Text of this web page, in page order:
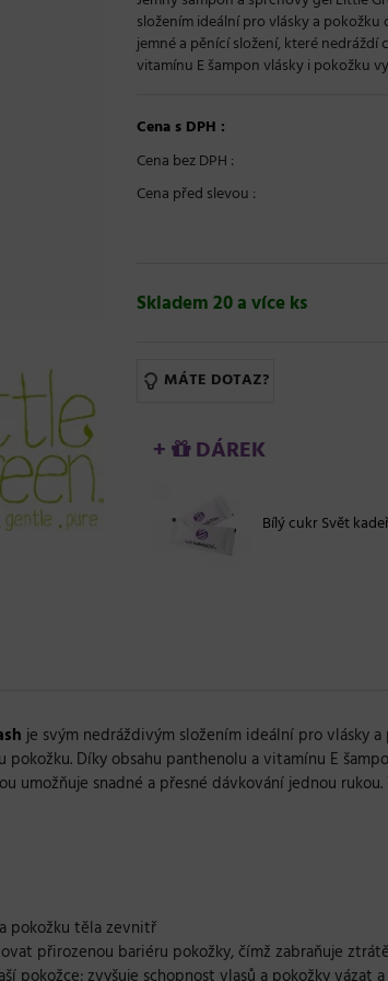
složením ideální pro vlásky a pokožku
jemné a pěnící složení, které
vitamínu E šampon vlásky i pokožku
Cena s DPH :
Cena bez DPH :
Cena před slevou :
Skladem 20 a více ks
MÁTE DOTAZ?
+ DÁREK
Bílý cukr Svět
je svým nedráždivým složením ideální pro vlásky
Díky obsahu panthenolu a vitamínu E
umožňuje snadné a přesné dávkování jednou
pokožku těla zevnitř
přirozenou bariéru pokožky, čímž zabraňuje